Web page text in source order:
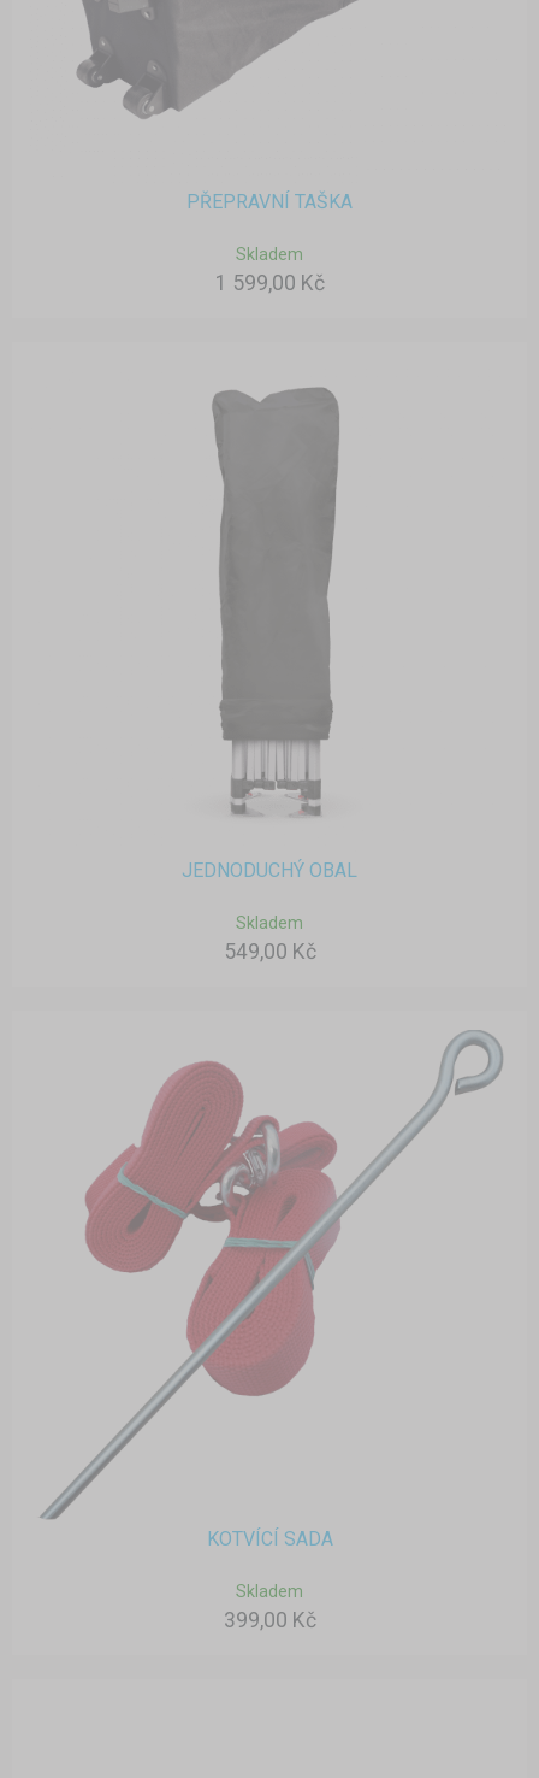
PŘEPRAVNÍ TAŠKA
Skladem
1 599,00 Kč
JEDNODUCHÝ OBAL
Skladem
549,00 Kč
KOTVÍCÍ SADA
Skladem
399,00 Kč